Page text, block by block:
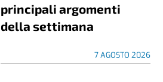
principali argomenti
della settimana
7 AGOSTO 2026